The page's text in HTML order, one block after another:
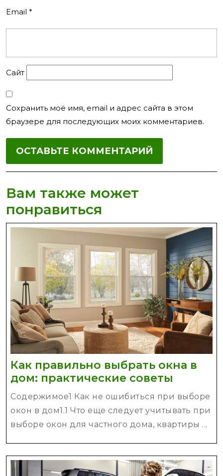
Email *
Сайт
Сохранить моё имя, email и адрес сайта в этом
браузере для последующих моих комментариев.
Вам также может
понравиться
Как правильно выбрать окна в
дом: практические советы
окна
в
дом:
советы
Содержимое1 Как не ошибиться при выборе
окон в дом1.1 Что еще следует учитывать при
выборе окон для частного дома, квартиры ...